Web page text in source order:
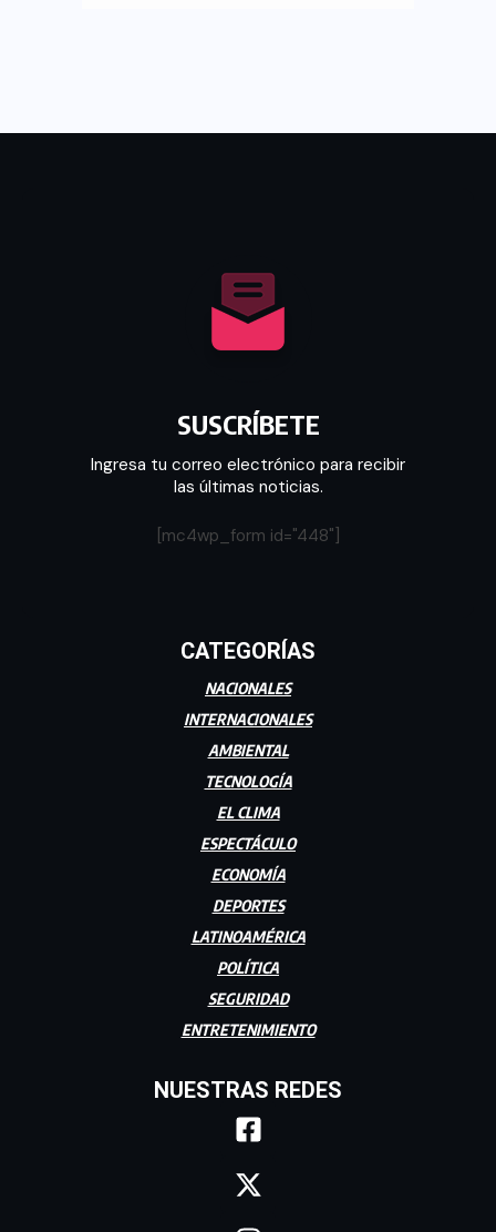
SUSCRÍBETE
Ingresa tu correo electrónico para recibir
las últimas noticias.
[mc4wp_form id="448"]
CATEGORÍAS
NACIONALES
INTERNACIONALES
AMBIENTAL
TECNOLOGÍA
EL CLIMA
ESPECTÁCULO
ECONOMÍA
DEPORTES
LATINOAMÉRICA
POLÍTICA
SEGURIDAD
ENTRETENIMIENTO
NUESTRAS REDES